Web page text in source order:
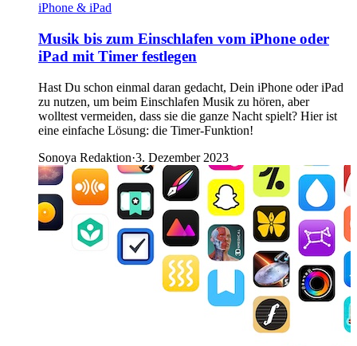
iPhone & iPad
Musik bis zum Einschlafen vom iPhone oder
iPad mit Timer festlegen
Hast Du schon einmal daran gedacht, Dein iPhone oder iPad
zu nutzen, um beim Einschlafen Musik zu hören, aber
wolltest vermeiden, dass sie die ganze Nacht spielt? Hier ist
eine einfache Lösung: die Timer-Funktion!
Sonoya Redaktion·3. Dezember 2023